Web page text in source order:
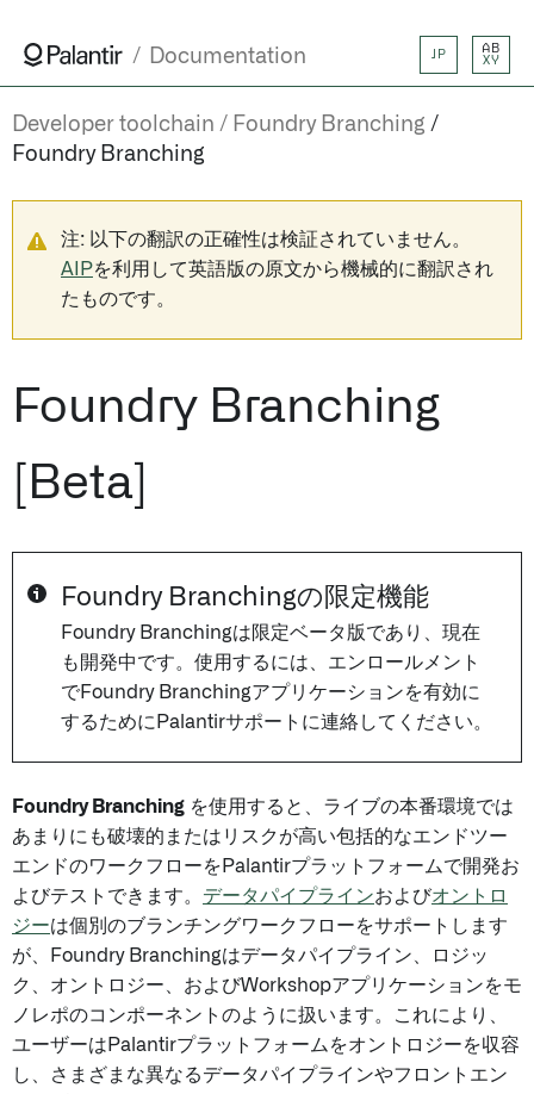
Documentation JP
AB
XY
Developer toolchain
Foundry Branching
Foundry Branching
注: 以下の翻訳の正確性は検証されていません。
AIPを利用して英語版の原文から機械的に翻訳され
たものです。
Foundry Branching
[Beta]
Foundry Branchingの限定機能
Foundry Branchingは限定ベータ版であり、現在
も開発中です。使用するには、エンロールメント
でFoundry Branchingアプリケーションを有効に
するためにPalantirサポートに連絡してください。
Foundry Branching を使用すると、ライブの本番環境では
あまりにも破壊的またはリスクが高い包括的なエンドツー
エンドのワークフローをPalantirプラットフォームで開発お
よびテストできます。 データパイプラインおよびオントロ
ジーは個別のブランチングワークフローをサポートします
が、Foundry Branchingはデータパイプライン、ロジッ
ク、オントロジー、およびWorkshopアプリケーションをモ
ノレポのコンポーネントのように扱います。これにより、
ユーザーはPalantirプラットフォームをオントロジーを収容
し、さまざまな異なるデータパイプラインやフロントエン